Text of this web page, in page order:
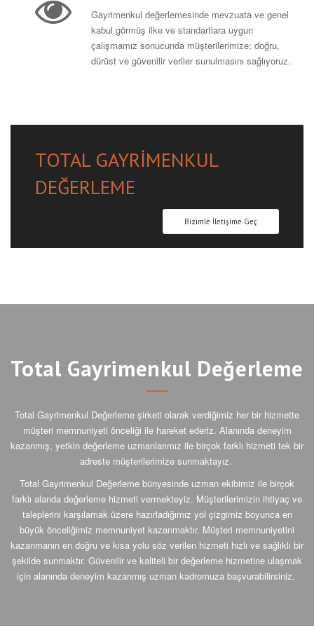
Gayrimenkul değerlemesinde mevzuata ve genel
kabul görmüş ilke ve standartlara uygun
çalışmamız sonucunda müşterilerimize; doğru,
dürüst ve güvenilir veriler sunulmasını sağlıyoruz.
TOTAL GAYRIMENKUL
DEĞERLEME
Bizimle İletişime Geç
Total Gayrimenkul Değerleme
Total Gayrimenkul Değerleme şirketi olarak verdiğimiz her bir hizmette
müşteri memnuniyeti önceliği ile hareket ederiz. Alanında deneyim
kazanmış, yetkin değerleme uzmanlarımız ile birçok farklı hizmeti tek bir
adreste müşterilerimize sunmaktayız.
Total Gayrimenkul Değerleme bünyesinde uzman ekibimiz ile birçok
farklı alanda değerleme hizmeti vermekteyiz. Müşterilerimizin ihtiyaç ve
taleplerini karşılamak üzere hazırladığımız yol çizgimiz boyunca en
büyük önceliğimiz memnuniyet kazanmaktır. Müşteri memnuniyetini
kazanmanın en doğru ve kısa yolu söz verilen hizmeti hızlı ve sağlıklı bir
şekilde sunmaktır. Güvenilir ve kaliteli bir değerleme hizmetine ulaşmak
için alanında deneyim kazanmış uzman kadromuza başvurabilirsiniz.